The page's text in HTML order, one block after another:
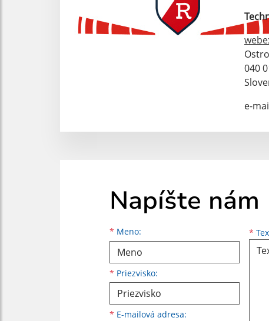
040
e-
Napíšte nám
* Meno:
Meno
* Priezvisko:
Priezvisko
* E-mailová adresa:
E-mailová adresa *